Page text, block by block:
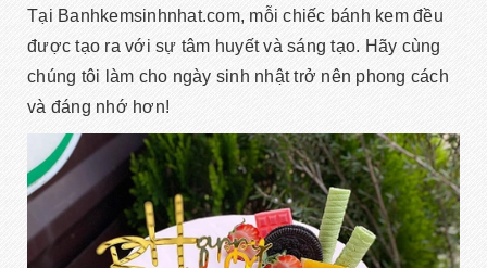
Tại Banhkemsinhnhat.com, mỗi chiếc bánh kem đều
được tạo ra với sự tâm huyết và sáng tạo. Hãy cùng
chúng tôi làm cho ngày sinh nhật trở nên phong cách
và đáng nhớ hơn!